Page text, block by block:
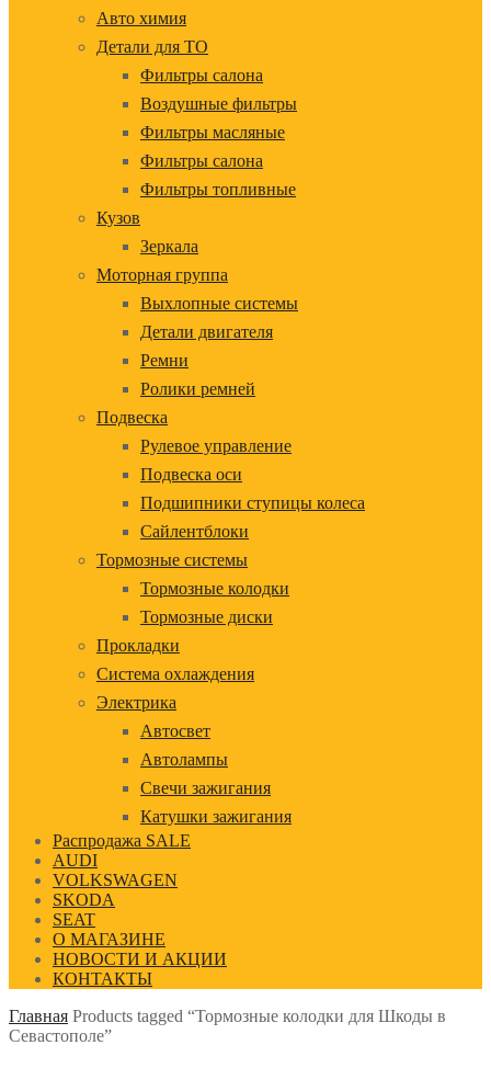
Авто химия
Детали для ТО
Фильтры салона
Воздушные фильтры
Фильтры масляные
Фильтры салона
Фильтры топливные
Кузов
Зеркала
Моторная группа
Выхлопные системы
Детали двигателя
Ремни
Ролики ремней
Подвеска
Рулевое управление
Подвеска оси
Подшипники ступицы колеса
Сайлентблоки
Тормозные системы
Тормозные колодки
Тормозные диски
Прокладки
Система охлаждения
Электрика
Автосвет
Автолампы
Свечи зажигания
Катушки зажигания
Распродажа SALE
AUDI
VOLKSWAGEN
SKODA
SEAT
О МАГАЗИНЕ
НОВОСТИ И АКЦИИ
КОНТАКТЫ
Главная Products tagged “Тормозные колодки для Шкоды в
Севастополе”